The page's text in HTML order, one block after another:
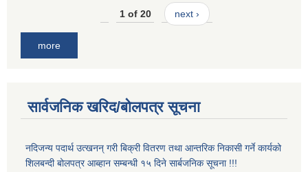
1 of 20 next ›
more
सार्वजनिक खरिद/बोलपत्र सूचना
नदिजन्य पदार्थ उत्खनन् गरी बिक्री वितरण तथा आन्तरिक निकासी गर्ने कार्यको
शिलबन्दी बोलपत्र आब्हान सम्बन्धी १५ दिने सार्बजनिक सूचना !!!